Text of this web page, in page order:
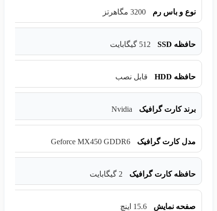
نوع و باس رم 3200 مگاهرتز
حافظه SSD 512 گیگابایت
حافظه HDD قابل نصب
برند کارت گرافیک Nvidia
مدل کارت گرافیک Geforce MX450 GDDR6
حافظه کارت گرافیک 2 گیگابایت
صفحه نمایش 15.6 اینچ